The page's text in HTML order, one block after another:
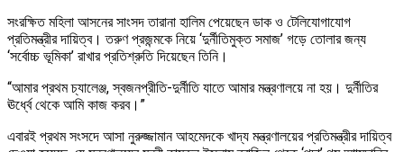
সংরক্ষিত মহিলা আসনের সাংসদ তারানা হালিম পেয়েছেন ডাক ও টেলিযোগাযোগ
প্রতিমন্ত্রীর দায়িত্ব। তরুণ প্রজন্মকে নিয়ে ‘দুর্নীতিমুক্ত সমাজ’ গড়ে তোলার জন্য
‘সর্বোচ্চ ভূমিকা’ রাখার প্রতিশ্রুতি দিয়েছেন তিনি।
“আমার প্রথম চ্যালেঞ্জ, স্বজনপ্রীতি-দুর্নীতি যাতে আমার মন্ত্রণালয়ে না হয়। দুর্নীতির
ঊর্ধ্বে থেকে আমি কাজ করব।”
এবারই প্রথম সংসদে আসা নুরুজ্জামান আহমেদকে খাদ্য মন্ত্রণালয়ের প্রতিমন্ত্রীর দায়িত্ব